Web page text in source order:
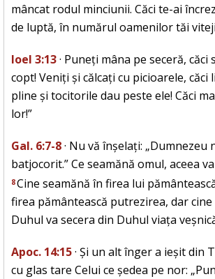
mâncat rodul minciunii. Căci te-ai
de luptă, în numărul oamenilor tăi
Ioel 3:13· Puneți mâna pe seceră, căci
copt! Veniți și călcați cu picioarele,
pline și tocitorile dau peste ele! Căci
lor!”
Gal. 6:7-8· Nu vă înșelați: „Dumnezeu
batjocorit.” Ce seamănă omul, aceea
8Cine seamănă în firea lui
firea pământească putrezirea, dar cine
Duhul va secera din Duhul viața
Apoc. 14:15· Și un alt înger a ieșit din
cu glas tare Celui ce ședea pe nor: